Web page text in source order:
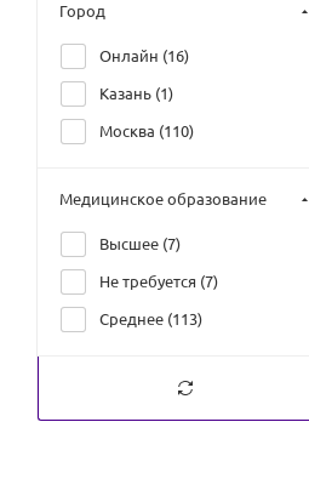
(103
Группа компаний МЕЛИС
Профессиональный
Город
Онлайн (16)
Казань (1)
Москва (110)
Медицинское образование
Высшее (7)
Не требуется (7)
Среднее (113)